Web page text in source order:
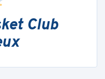
Club